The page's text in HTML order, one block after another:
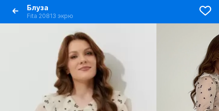
Блуза
Fita 20813 экрю